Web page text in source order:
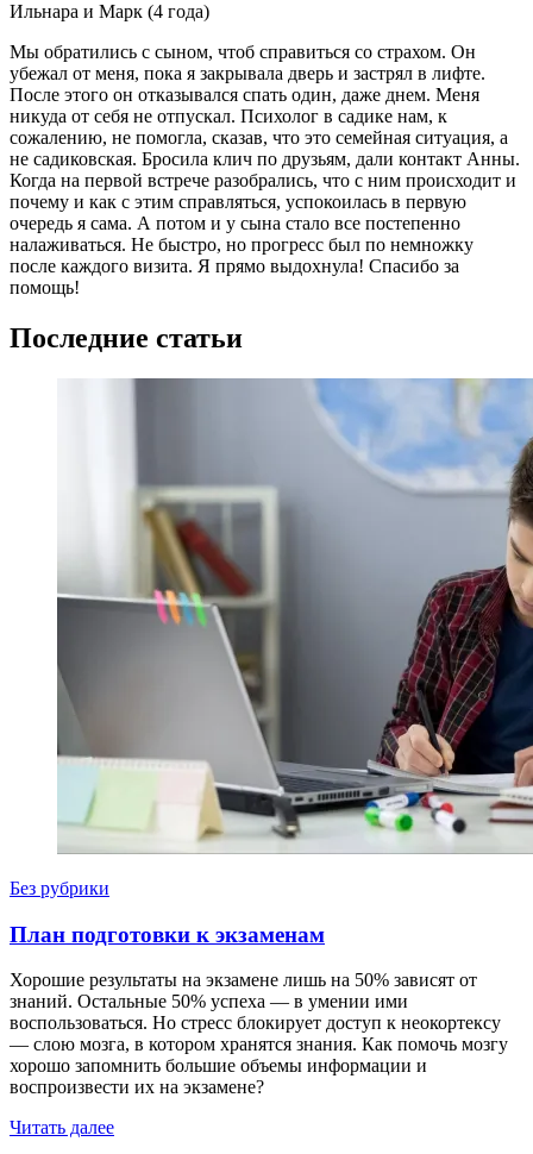
Ильнара и Марк (4 года)
Мы обратились с сыном, чтоб справиться со страхом. Он
убежал от меня, пока я закрывала дверь и застрял в лифте.
После этого он отказывался спать один, даже днем. Меня
никуда от себя не отпускал. Психолог в садике нам, к
сожалению, не помогла, сказав, что это семейная ситуация, а
не садиковская. Бросила клич по друзьям, дали контакт Анны.
Когда на первой встрече разобрались, что с ним происходит и
почему и как с этим справляться, успокоилась в первую
очередь я сама. А потом и у сына стало все постепенно
налаживаться. Не быстро, но прогресс был по немножку
после каждого визита. Я прямо выдохнула! Спасибо за
помощь!
Последние статьи
Без рубрики
План подготовки к экзаменам
Хорошие результаты на экзамене лишь на 50% зависят от
знаний. Остальные 50% успеха — в умении ими
воспользоваться. Но стресс блокирует доступ к неокортексу
— слою мозга, в котором хранятся знания. Как помочь мозгу
хорошо запомнить большие объемы информации и
воспроизвести их на экзамене?
Читать далее